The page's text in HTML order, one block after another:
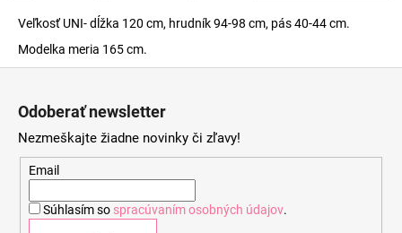
Veľkosť UNI- dĺžka 120 cm, hrudník 94-98 cm, pás 40-44 cm.
Modelka meria 165 cm.
Odoberať newsletter
Nezmeškajte žiadne novinky či zľavy!
Email
Súhlasím so spracúvaním osobných údajov.